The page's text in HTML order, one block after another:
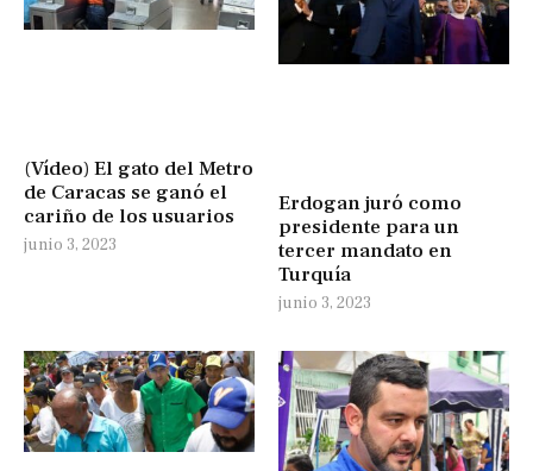
(Vídeo) El gato del Metro
de Caracas se ganó el
cariño de los usuarios
junio 3, 2023
Erdogan juró como
presidente para un
tercer mandato en
Turquía
junio 3, 2023